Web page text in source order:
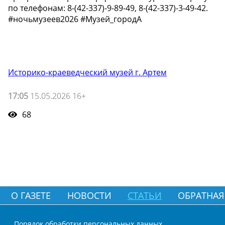
по телефонам: 8-(42-337)-9-89-49, 8-(42-337)-3-49-42.
#ночьмузеев2026 #Музей_городА
Историко-краеведческий музей г. Артем
17:05 15.05.2026 16+
68
О ГАЗЕТЕ НОВОСТИ СТАТЬИ